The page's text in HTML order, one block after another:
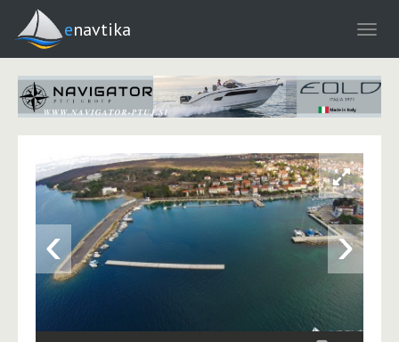
enavtika
‹ ›